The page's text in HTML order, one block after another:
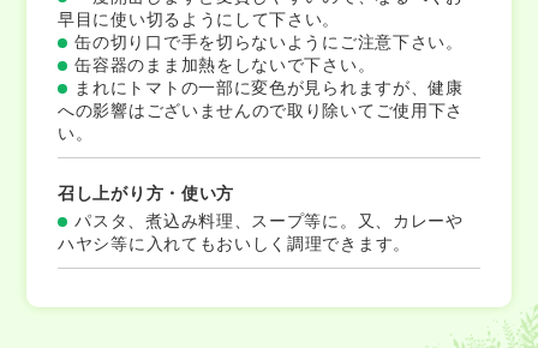
早目に使い切るようにして下さい。
缶の切り口で手を切らないようにご注意下さい。
缶容器のまま加熱をしないで下さい。
まれにトマトの一部に変色が見られますが、健康
への影響はございませんので取り除いてご使用下さ
い。
召し上がり方・使い方
パスタ、煮込み料理、スープ等に。又、カレーや
ハヤシ等に入れてもおいしく調理できます。